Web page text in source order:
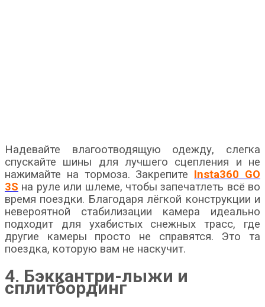
Надевайте влагоотводящую одежду, слегка
спускайте шины для лучшего сцепления и не
нажимайте на тормоза. Закрепите Insta360 GO
3S на руле или шлеме, чтобы запечатлеть всё во
время поездки. Благодаря лёгкой конструкции и
невероятной стабилизации камера идеально
подходит для ухабистых снежных трасс, где
другие камеры просто не справятся. Это та
поездка, которую вам не наскучит.
4. Бэккантри-лыжи и
сплитбординг